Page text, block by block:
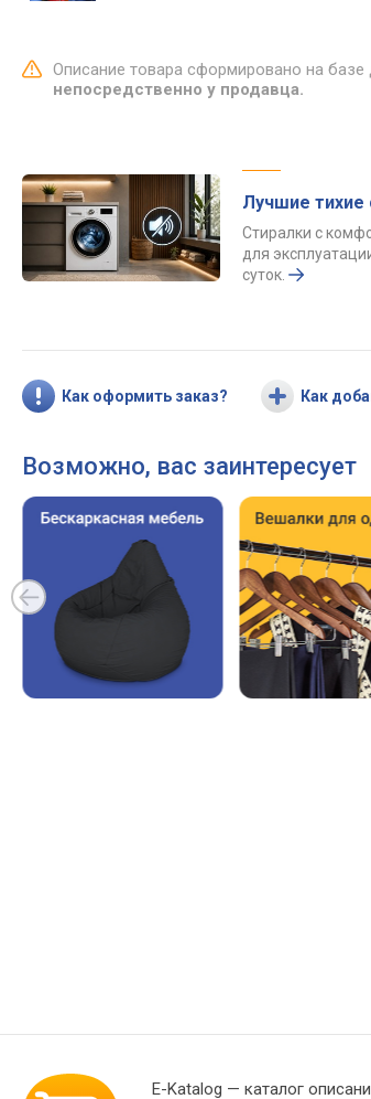
Описание товара сформировано на
непосредственно у продавца.
Лучшие
Стиралки с
для
суток.
Как оформить заказ? Как
Возможно, вас заинтересует
E-Katalog — каталог